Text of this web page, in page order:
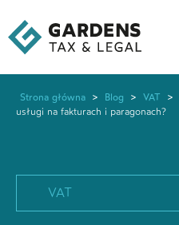
Strona główna > Blog > VAT >
usługi na fakturach i paragonach?
VAT